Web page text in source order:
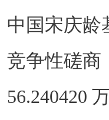
中国宋庆
竞争性磋商